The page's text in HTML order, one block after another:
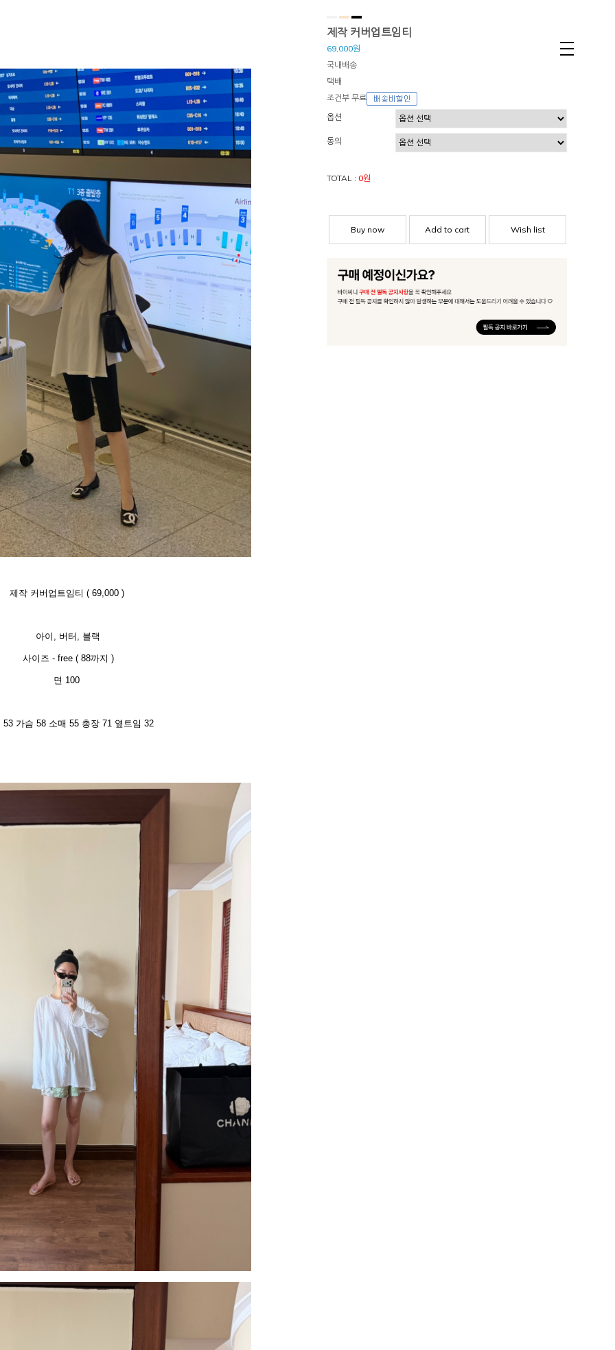
제작 커버업트임티
69,000원
국내배송
택배
조건부 무료
옵션
동의
TOTAL : 0원
Buy now Add to cart Wish list
제작 커버업트임티 ( 69,000 )
아이, 버터, 블랙
사이즈 - free ( 88까지 )
면 100
53 가슴 58 소매 55 총장 71 옆트임 32